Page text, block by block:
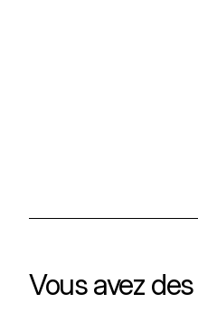
Vous avez